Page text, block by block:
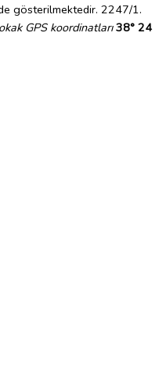
gösterilmektedir. 2247/1.
GPS koordinatları 38° 24